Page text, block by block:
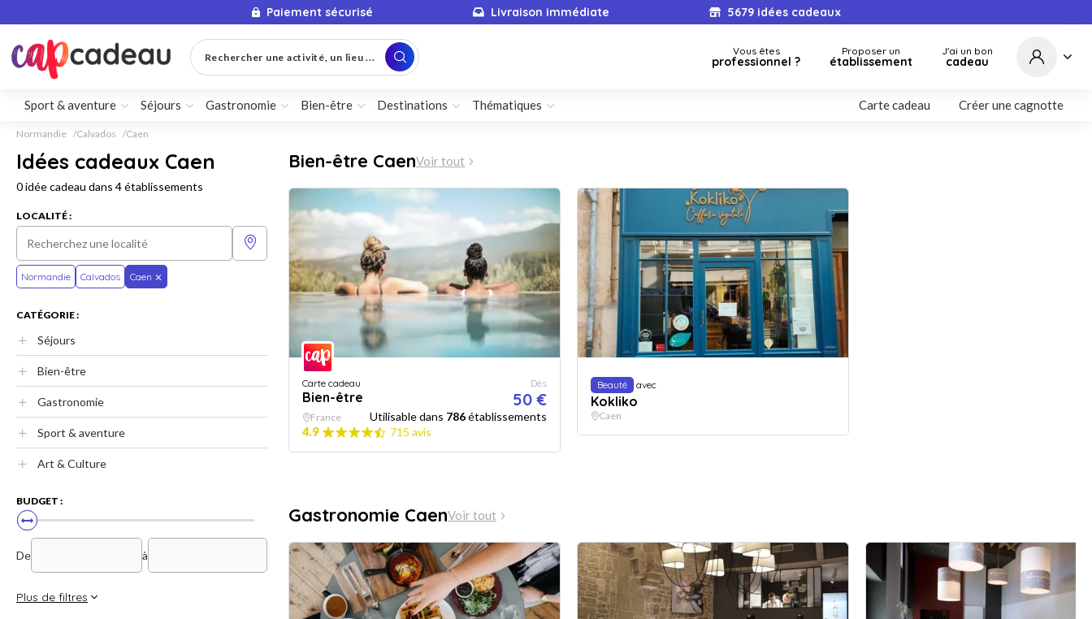
Paiement sécurisé Livraison immédiate 5679 idées cadeaux
Rechercher une activité, un lieu ... Vous êtes
professionnel ?
Proposer un
établissement
J'ai un bon
cadeau
Sport & aventure Séjours Gastronomie Bien-être Destinations Thématiques Carte cadeau Créer une cagnotte
Normandie Calvados Caen
Idées cadeaux Caen
0 idée cadeau dans 4 établissements
LOCALITÉ :
Normandie Calvados Caen
CATÉGORIE :
Séjours
Bien-être
Gastronomie
Sport & aventure
Art & Culture
BUDGET :
De à
Plus de filtres
Bien-être CaenVoir tout
Carte cadeau
Bien-être
Dès
50 €
France Utilisable dans 786établissements
4.9
715 avis
Beauté avec
Kokliko
Caen
Gastronomie CaenVoir tout